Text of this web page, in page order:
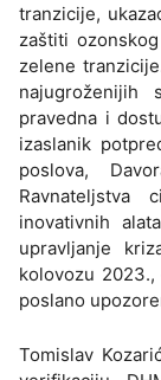
tranzicije,
zaštiti
zelene
pravedna i
izaslanik
poslova,
inovativnih
upravljanje
kolovozu
poslano
Tomislav